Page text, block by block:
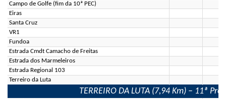
Campo de Golfe (fim da 10ª PEC)
Eiras
Santa Cruz
VR1
Fundoa
Estrada Cmdt Camacho de Freitas
Estrada dos Marmeleiros
Estrada Regional 103
Terreiro da Luta
TERREIRO DA LUTA (7,94 Km) – 11ª